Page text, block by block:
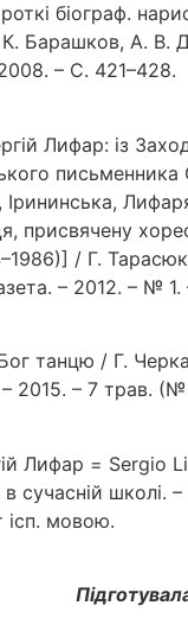
біограф.
Барашков, А. В.
– С. 421–428.
Лифар: із
Ірининська,
присвячену
/ Г. Тарасюк
– 2012. – №
танцю / Г.
2015. – 7 трав.
Лифар = Sergio
в сучасній школі.
ісп. мовою.